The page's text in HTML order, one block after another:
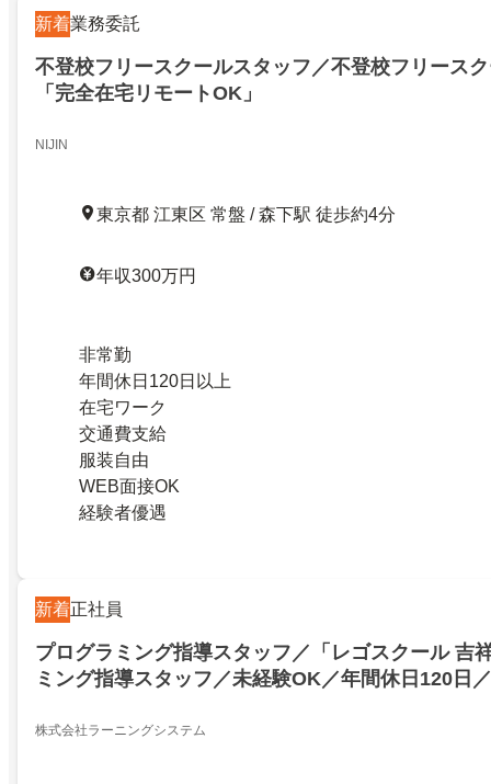
新着業務委託
不登校フリースクールスタッフ／不登校フリース
「完全在宅リモートOK」
NIJIN
東京都 江東区 常盤 / 森下駅 徒歩約4分
年収300万円
非常勤
年間休日120日以上
在宅ワーク
交通費支給
服装自由
WEB面接OK
経験者優遇
新着正社員
プログラミング指導スタッフ／「レゴスクール 吉
ミング指導スタッフ／未経験OK／年間休日120日
株式会社ラーニングシステム